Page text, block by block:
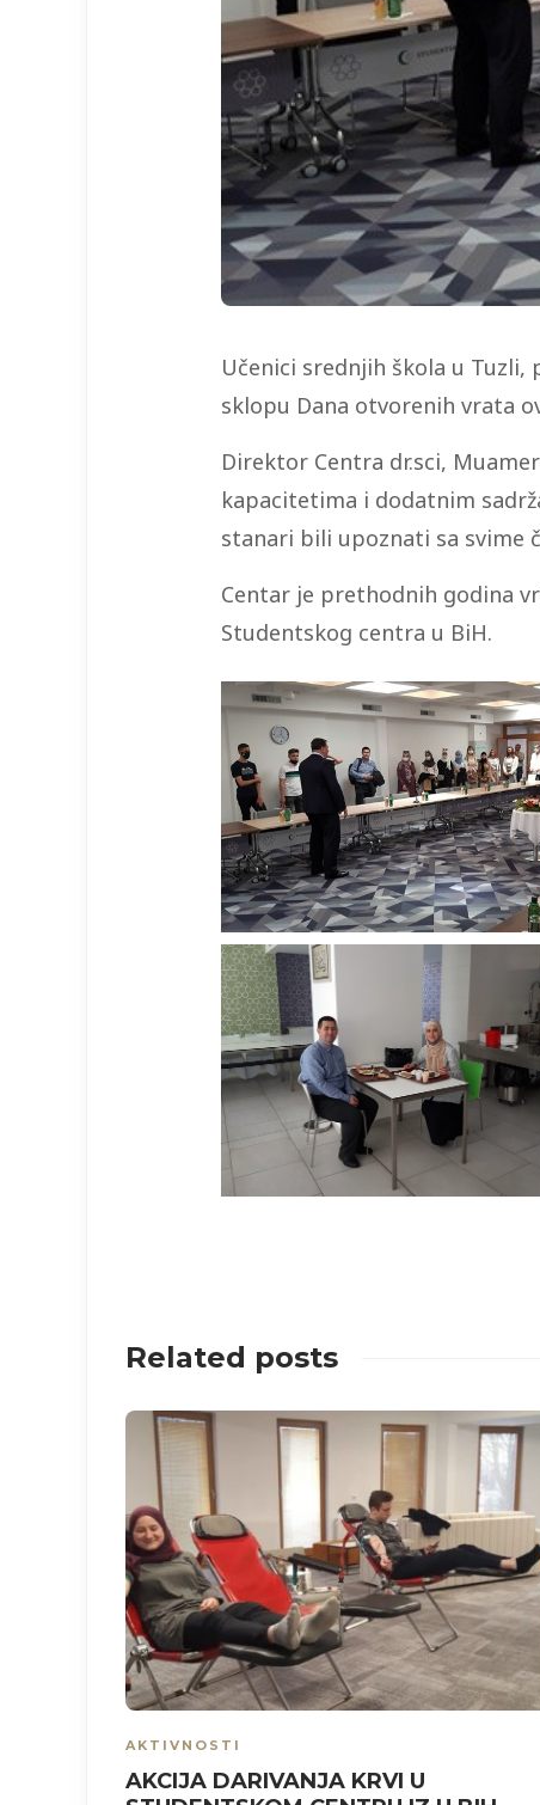
Učenici srednjih škola u
sklopu Dana otvorenih vrata
Direktor Centra dr.sci,
kapacitetima i dodatnim
stanari bili upoznati sa svime
Centar je prethodnih godina
Studentskog centra u BiH.
Related posts
AKTIVNOSTI
AKCIJA DARIVANJA KRVI U